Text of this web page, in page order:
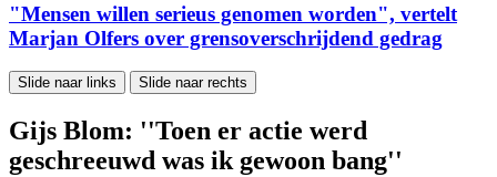
"Mensen willen serieus genomen worden", vertelt
Marjan Olfers over grensoverschrijdend gedrag
Slide naar links Slide naar rechts
Gijs Blom: ''Toen er actie werd
geschreeuwd was ik gewoon bang''